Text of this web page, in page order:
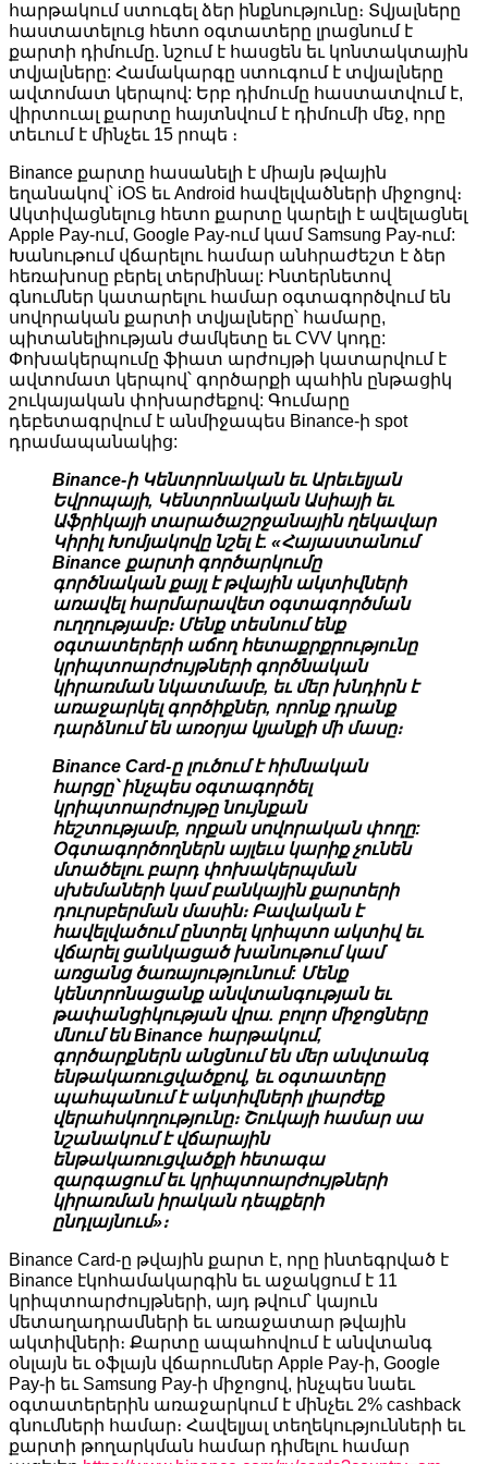
հարթակում ստուգել ձեր ինքնությունը։ Տվյալները
հաստատելուց հետո օգտատերը լրացնում է
քարտի դիմումը. նշում է հասցեն եւ կոնտակտային
տվյալները: Համակարգը ստուգում է տվյալները
ավտոմատ կերպով: Երբ դիմումը հաստատվում է,
վիրտուալ քարտը հայտնվում է դիմումի մեջ, որը
տեւում է մինչեւ 15 րոպե ։
Binance քարտը հասանելի է միայն թվային
եղանակով՝ iOS եւ Android հավելվածների միջոցով։
Ակտիվացնելուց հետո քարտը կարելի է ավելացնել
Apple Pay-ում, Google Pay-ում կամ Samsung Pay-ում:
Խանութում վճարելու համար անհրաժեշտ է ձեր
հեռախոսը բերել տերմինալ: Ինտերնետով
գնումներ կատարելու համար օգտագործվում են
սովորական քարտի տվյալները՝ համարը,
պիտանելիության ժամկետը եւ CVV կոդը:
Փոխակերպումը ֆիատ արժույթի կատարվում է
ավտոմատ կերպով՝ գործարքի պահին ընթացիկ
շուկայական փոխարժեքով: Գումարը
դեբետագրվում է անմիջապես Binance-ի spot
դրամապանակից:
Binance-ի Կենտրոնական եւ Արեւելյան
Եվրոպայի, Կենտրոնական Ասիայի եւ
Աֆրիկայի տարածաշրջանային ղեկավար
Կիրիլ Խոմյակովը նշել է. «Հայաստանում
Binance քարտի գործարկումը
գործնական քայլ է թվային ակտիվների
առավել հարմարավետ օգտագործման
ուղղությամբ։ Մենք տեսնում ենք
օգտատերերի աճող հետաքրքրությունը
կրիպտոարժույթների գործնական
կիրառման նկատմամբ, եւ մեր խնդիրն է
առաջարկել գործիքներ, որոնք դրանք
դարձնում են առօրյա կյանքի մի մասը։
Binance Card-ը լուծում է հիմնական
հարցը՝ ինչպես օգտագործել
կրիպտոարժույթը նույնքան
հեշտությամբ, որքան սովորական փողը:
Օգտագործողներն այլեւս կարիք չունեն
մտածելու բարդ փոխակերպման
սխեմաների կամ բանկային քարտերի
դուրսբերման մասին։ Բավական է
հավելվածում ընտրել կրիպտո ակտիվ եւ
վճարել ցանկացած խանութում կամ
առցանց ծառայությունում: Մենք
կենտրոնացանք անվտանգության եւ
թափանցիկության վրա. բոլոր միջոցները
մնում են Binance հարթակում,
գործարքներն անցնում են մեր անվտանգ
ենթակառուցվածքով, եւ օգտատերը
պահպանում է ակտիվների լիարժեք
վերահսկողությունը։ Շուկայի համար սա
նշանակում է վճարային
ենթակառուցվածքի հետագա
զարգացում եւ կրիպտոարժույթների
կիրառման իրական դեպքերի
ընդլայնում»։
Binance Card-ը թվային քարտ է, որը ինտեգրված է
Binance էկոհամակարգին եւ աջակցում է 11
կրիպտոարժույթների, այդ թվում՝ կայուն
մետաղադրամների եւ առաջատար թվային
ակտիվների։ Քարտը ապահովում է անվտանգ
օնլայն եւ օֆլայն վճարումներ Apple Pay-ի, Google
Pay-ի եւ Samsung Pay-ի միջոցով, ինչպես նաեւ
օգտատերերին առաջարկում է մինչեւ 2% cashback
գնումների համար։ Հավելյալ տեղեկությունների եւ
քարտի թողարկման համար դիմելու համար